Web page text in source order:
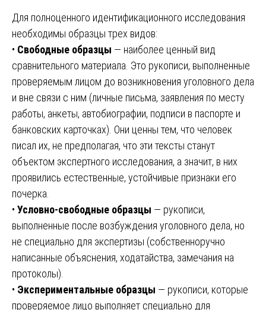
Для полноценного идентификационного исследования
необходимы образцы трех видов:
• Свободные образцы — наиболее ценный вид
сравнительного материала. Это рукописи, выполненные
проверяемым лицом до возникновения уголовного дела
и вне связи с ним (личные письма, заявления по месту
работы, анкеты, автобиографии, подписи в паспорте и
банковских карточках). Они ценны тем, что человек
писал их, не предполагая, что эти тексты станут
объектом экспертного исследования, а значит, в них
проявились естественные, устойчивые признаки его
почерка.
• Условно-свободные образцы — рукописи,
выполненные после возбуждения уголовного дела, но
не специально для экспертизы (собственноручно
написанные объяснения, ходатайства, замечания на
протоколы).
• Экспериментальные образцы — рукописи, которые
проверяемое лицо выполняет специально для